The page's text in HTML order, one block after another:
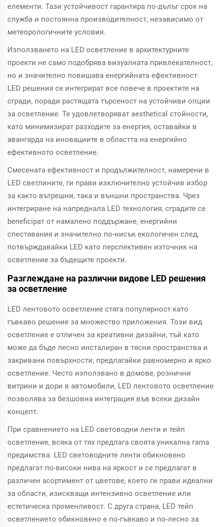
елементи. Тази устойчивост гарантира по-дълъг срок на
служба и постоянна производителност, независимо от
метеорологичните условия.
Използването на LED осветление в архитектурните
проекти не само подобрява визуалната привлекателност,
но и значително повишава енергийната ефективност.
LED решения се интегрират все повече в проектите на
сгради, поради растящата търсеност на устойчиви опции
за осветление. Те удовлетворяват aesthetical стойности,
като минимизират разходите за енергия, оставайки в
авангарда на иновациите в областта на енергийно
ефективното осветление.
Смесената ефективност и продължителност, намерени в
LED светлините, ги прави изключително устойчив избор
за както вътрешни, така и външни пространства. Чрез
интегриране на напреднала LED технология, сградите се
beneficiрат от намалено поддържане, енергийни
спестявания и значително по-нисък екологичен след,
потвърждавайки LED като перспективен източник на
осветление за бъдещите проекти.
Разглеждане на различни видове LED решения
за осветление
LED лентовото осветление стяга популярност като
гъвкаво решение за множество приложения. Този вид
осветление е отличен за креативни дизайни, тъй като
може да бъде лесно инсталиран в тясни пространства и
закривани повърхности, предлагайки равномерно и ярко
осветление. Често използвано в домове, рознични
витрини и дори в автомобили, LED лентовото осветление
позволява за безшовна интеграция във всеки дизайн
концепт.
При сравнението на LED световодни ленти и тейп
осветление, всяка от тях предлага своята уникална гama
предимства. LED световодните ленти обикновено
предлагат по-високи нива на яркост и се предлагат в
различен асортимент от цветове, което ги прави идеални
за области, изискващи интензивно осветление или
естетическа променливост. С друга страна, LED тейп
осветлението обикновено е по-гъвкаво и по-лесно за